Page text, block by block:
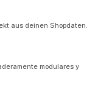
aus deinen Shopdaten.
modulares y